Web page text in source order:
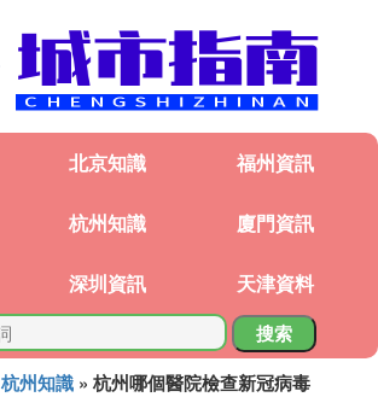
北京知識 福州資訊
杭州知識 廈門資訊
深圳資訊 天津資料
搜索
杭州知識 » 杭州哪個醫院檢查新冠病毒